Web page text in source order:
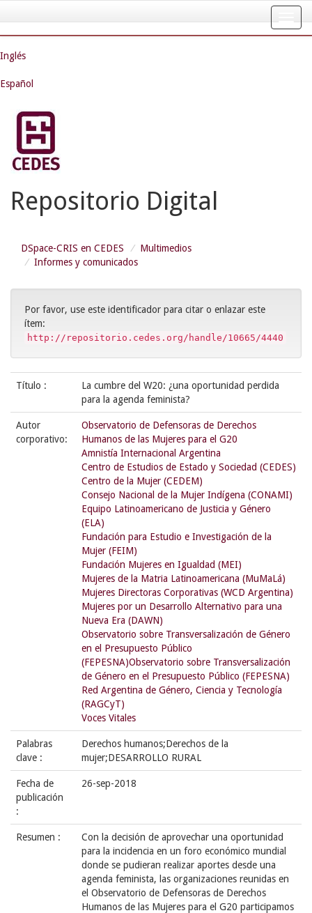
navigation
Inglés
Español
Repositorio Digital
DSpace-CRIS en CEDES
Multimedios
Informes y comunicados
Por favor, use este identificador para citar o enlazar este
ítem:
http://repositorio.cedes.org/handle/10665/4440
Título :
La cumbre del W20: ¿una oportunidad perdida
para la agenda feminista?
Autor
corporativo:
Observatorio de Defensoras de Derechos
Humanos de las Mujeres para el G20
Amnistía Internacional Argentina
Centro de Estudios de Estado y Sociedad (CEDES)
Centro de la Mujer (CEDEM)
Consejo Nacional de la Mujer Indígena (CONAMI)
Equipo Latinoamericano de Justicia y Género
(ELA)
Fundación para Estudio e Investigación de la
Mujer (FEIM)
Fundación Mujeres en Igualdad (MEI)
Mujeres de la Matria Latinoamericana (MuMaLá)
Mujeres Directoras Corporativas (WCD Argentina)
Mujeres por un Desarrollo Alternativo para una
Nueva Era (DAWN)
Observatorio sobre Transversalización de Género
en el Presupuesto Público
(FEPESNA)Observatorio sobre Transversalización
de Género en el Presupuesto Público (FEPESNA)
Red Argentina de Género, Ciencia y Tecnología
(RAGCyT)
Voces Vitales
Palabras
clave :
Derechos humanos;Derechos de la
mujer;DESARROLLO RURAL
Fecha de
publicación
:
26-sep-2018
Resumen :
Con la decisión de aprovechar una oportunidad
para la incidencia en un foro económico mundial
donde se pudieran realizar aportes desde una
agenda feminista, las organizaciones reunidas en
el Observatorio de Defensoras de Derechos
Humanos de las Mujeres para el G20 participamos